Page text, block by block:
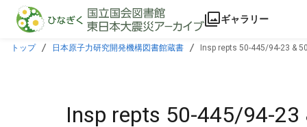
本文に飛ぶ
ギャラリー
トップ 日本原子力研究開発機構図書館蔵書
Insp repts 50-445/94-23 &
Insp repts 50-445/94-